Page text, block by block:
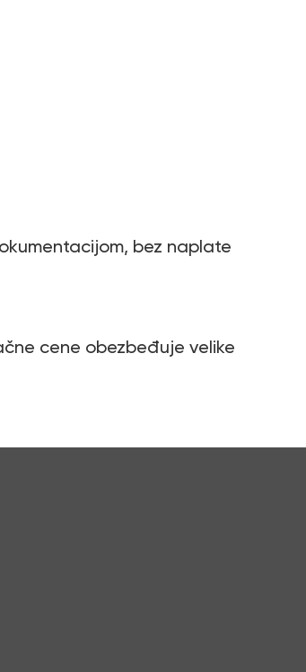
bez naplate
cene obezbeđuje velike